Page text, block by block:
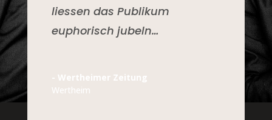
liessen das Publikum
euphorisch jubeln…
- Wertheimer Zeitung
Wertheim